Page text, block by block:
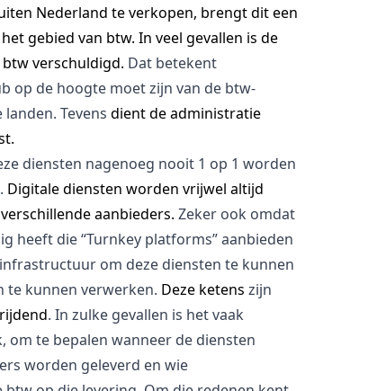
Nederland te verkopen, brengt dit een
gebied van btw. In veel gevallen is de
verschuldigd. Dat betekent
op de hoogte moet zijn van de btw-
Tevens dient de administratie
diensten nagenoeg nooit 1 op 1 worden
Digitale diensten worden vrijwel altijd
aanbieders.Zeker ook omdat
heeft die “Turnkey platforms” aanbieden
om deze diensten te kunnen
te kunnen verwerken. Deze ketens zijn
. In zulke gevallen is het vaak
om te bepalen wanneer de diensten
worden geleverd en wie